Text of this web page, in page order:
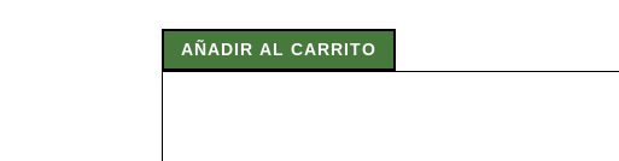
GEL
BEBE
AÑADIR AL CARRITO